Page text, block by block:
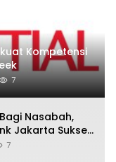
Kompetensi
7
Nasabah,
Jakarta Sukses
2026
7